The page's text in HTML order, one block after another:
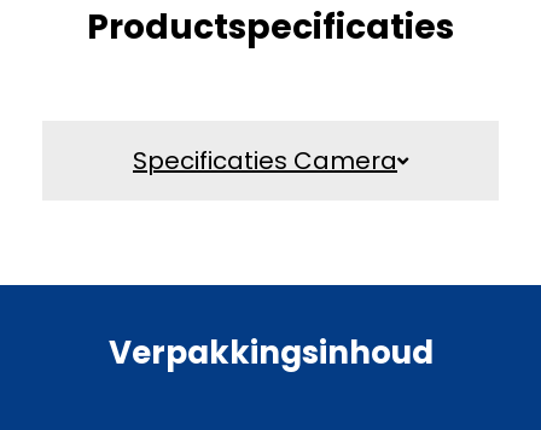
Productspecificaties
Specificaties Camera
Verpakkingsinhoud